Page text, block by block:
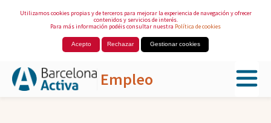
Utilizamos cookies propias y de terceros para mejorar la experiencia de navegación y ofrecer
contenidos y servicios de interés.
Para más información podéis consultar nuestra Política de cookies
Acepto Rechazar Gestionar cookies
Empleo